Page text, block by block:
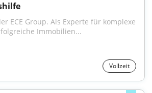
ECE Group. Als Experte für komplexe
Immobilien...
Vollzeit